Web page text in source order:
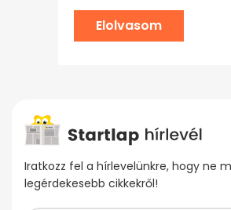
Elolvasom
Iratkozz fel a hírlevelünkre, hogy ne
legérdekesebb cikkekről!